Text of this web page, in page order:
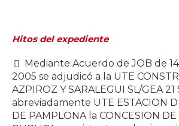
Hitos del expediente
Mediante Acuerdo de JOB de
2005 se adjudicó a la UTE
AZPIROZ Y SARALEGUI SL/GEA 21
abreviadamente UTE ESTACION
DE PAMPLONA la CONCESION